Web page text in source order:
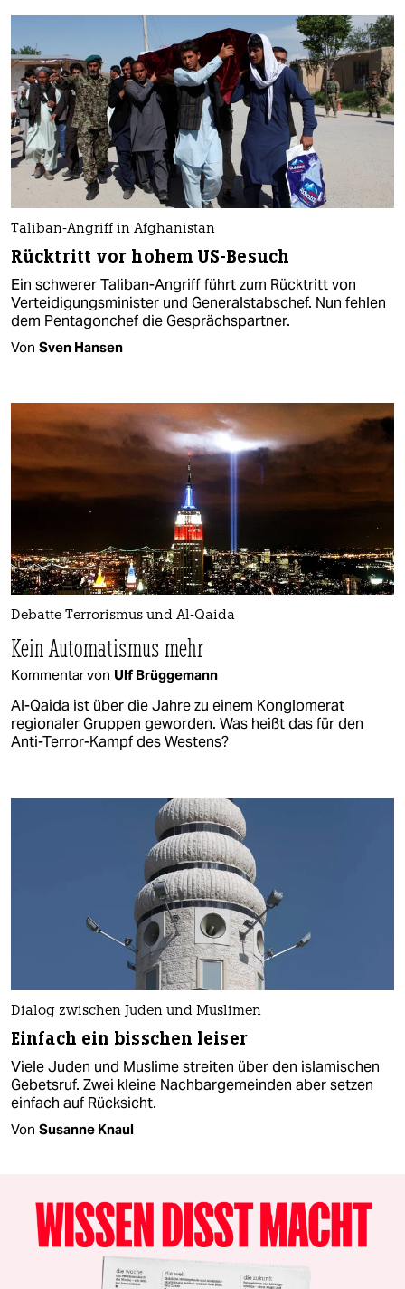
Taliban-Angriff in Afghanistan
Rücktritt vor hohem US-Besuch
Ein schwerer Taliban-Angriff führt zum Rücktritt von
Verteidigungsminister und Generalstabschef. Nun fehlen
dem Pentagonchef die Gesprächspartner.
Von Sven Hansen
Debatte Terrorismus und Al-Qaida
Kein Automatismus mehr
Kommentar von Ulf Brüggemann
Al-Qaida ist über die Jahre zu einem Konglomerat
regionaler Gruppen geworden. Was heißt das für den
Anti-Terror-Kampf des Westens?
Dialog zwischen Juden und Muslimen
Einfach ein bisschen leiser
Viele Juden und Muslime streiten über den islamischen
Gebetsruf. Zwei kleine Nachbargemeinden aber setzen
einfach auf Rücksicht.
Von Susanne Knaul